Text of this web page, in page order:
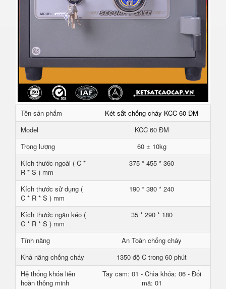
Tên sản phẩm
Két sắt chống cháy KCC 60 ĐM
Model
KCC 60 ĐM
Trọng lượng
60 ± 10kg
Kích thước ngoài ( C *
R * S ) mm
375 * 455 * 360
Kích thước sử dụng (
C * R * S ) mm
190 * 380 * 240
Kích thước ngăn kéo (
C * R * S ) mm
35 * 290 * 180
Tính năng
An Toàn chống cháy
Khả năng chống cháy
1350 độ C trong 60 phút
Hệ thống khóa liên
hoàn thông minh
Tay cầm: 01 - Chìa khóa: 06 - Đổi
mã: 01